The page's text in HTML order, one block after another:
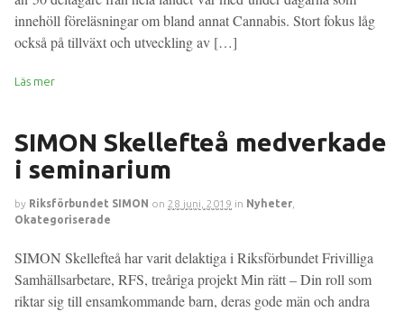
innehöll föreläsningar om bland annat Cannabis. Stort fokus låg
också på tillväxt och utveckling av […]
Läs mer
SIMON Skellefteå medverkade
i seminarium
by Riksförbundet SIMON on 28 juni, 2019 in Nyheter
Okategoriserade
SIMON Skellefteå har varit delaktiga i Riksförbundet Frivilliga
Samhällsarbetare, RFS, treåriga projekt Min rätt – Din roll som
riktar sig till ensamkommande barn, deras gode män och andra